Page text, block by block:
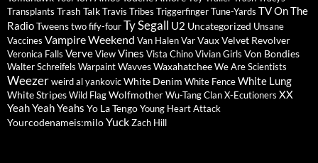
Transplants Trash TalkTravis Tribes TriggerfingerTune-Yards TV On The
RadioTweenstwo fify-fourTy Segall U2 Uncategorized Unsane
Vaccines Vampire Weekend Van HalenVarVauxVelvet Revolver
Veronica Falls VerveViewVines Vista ChinoVivian Girls Von Bondies
Walter Schreifels WarpaintWavvesWaxahatcheeWe Are Scientists
Weezerweird al yankovicWhite Denim White FenceWhite Lung
White StripesWild FlagWolfmotherWu-Tang ClanX-Ecutioners XX
Yeah Yeah Yeahs Yo La TengoYoung Heart Attack
Yourcodenameis:miloYuckZach Hill